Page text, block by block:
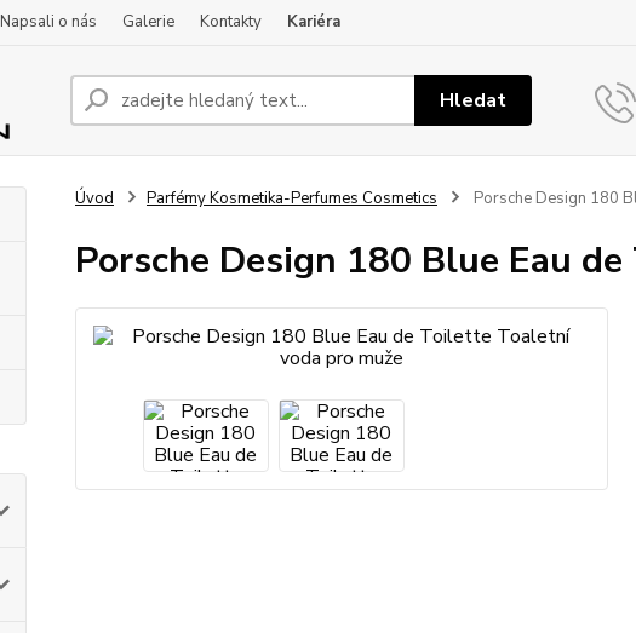
Napsali o nás Galerie Kontakty Kariéra
Hledat
Úvod Parfémy Kosmetika-Perfumes Cosmetics Porsche Design 180
Porsche Design 180 Blue Eau